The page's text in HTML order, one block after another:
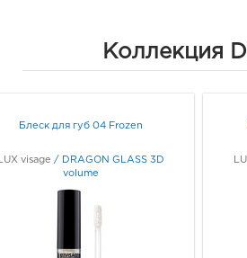
Коллекция
Блеск для губ 04 Frozen
LUX visage /
DRAGON GLASS 3D
volume